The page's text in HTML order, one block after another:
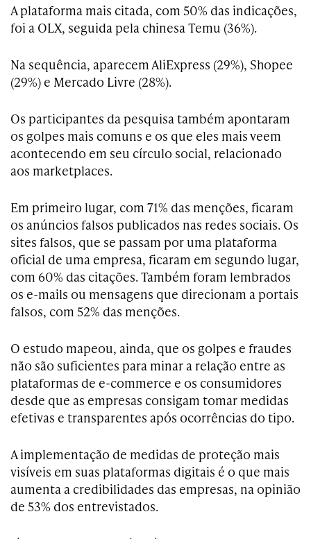
A plataforma mais citada, com 50% das indicações,
foi a OLX, seguida pela chinesa Temu (36%).
Na sequência, aparecem AliExpress (29%), Shopee
(29%) e Mercado Livre (28%).
Os participantes da pesquisa também apontaram
os golpes mais comuns e os que eles mais veem
acontecendo em seu círculo social, relacionado
aos marketplaces.
Em primeiro lugar, com 71% das menções, ficaram
os anúncios falsos publicados nas redes sociais. Os
sites falsos, que se passam por uma plataforma
oficial de uma empresa, ficaram em segundo lugar,
com 60% das citações. Também foram lembrados
os e-mails ou mensagens que direcionam a portais
falsos, com 52% das menções.
O estudo mapeou, ainda, que os golpes e fraudes
não são suficientes para minar a relação entre as
plataformas de e-commerce e os consumidores
desde que as empresas consigam tomar medidas
efetivas e transparentes após ocorrências do tipo.
A implementação de medidas de proteção mais
visíveis em suas plataformas digitais é o que mais
aumenta a credibilidades das empresas, na opinião
de 53% dos entrevistados.